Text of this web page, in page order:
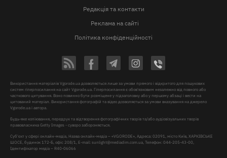
Редакція та контакти
Реклама на сайті
Політика конфіденційності
Використання матеріалів Vgorode.ua дозволяється лише за умови прямого і відкритого для пошукових
систем гіперпосилання на сайт Vgorode.ua. Гіперпосилання є обов'язковим незалежно від повного або
часткового цитування. Воно повинно бути розміщене у підзаголовку або у першому абзаці і вести на
цитований матеріал. Використання фотографій та відео дозволяється за умови вказування на джерело
Vgorode.ua і автора.
Будь-яке копіювання, передрук та відтворення фотографічних творів та/або аудіовізуальних творів
правовласника Getty Images - суворо забороняється.
Суб'єкт у сфері онлайн-медіа, Назва онлайн-медіа – «VGORODE», Адреса: 02091, місто Київ, ХАРКІВСЬКЕ
ШОСЕ, будинок 172-Б, офіс 208/1, E-mail:sunlight@mediadim.com.ua , Телефон: 044-205-43-00,
Ідентифікатор медіа – R40-06066